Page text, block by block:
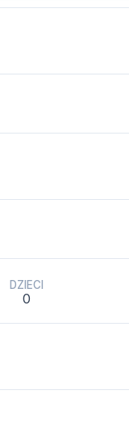
DZIECI